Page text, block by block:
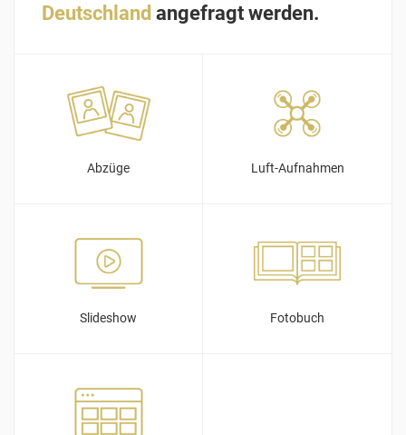
Deutschland angefragt werden.
Abzüge Luft-Aufnahmen
Slideshow Fotobuch